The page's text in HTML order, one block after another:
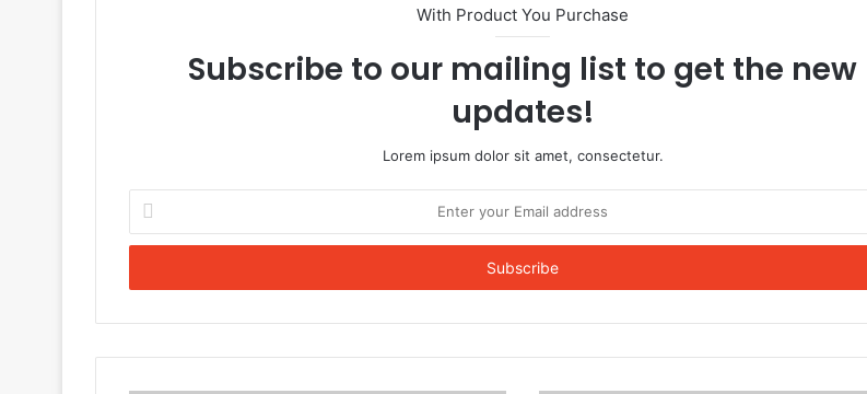
With Product You Purchase
Subscribe to our mailing list to get the new
updates!
Lorem ipsum dolor sit amet, consectetur.
Enter
your
Email